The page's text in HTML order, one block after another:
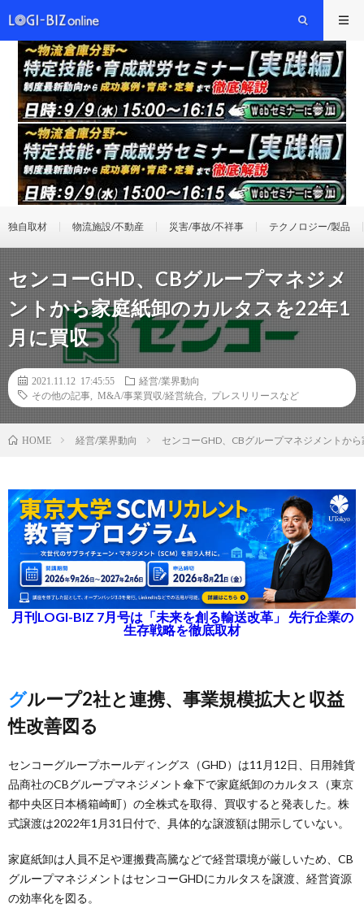
独自取材 物流施設/不動産 災害/事故/不祥事 テクノロジー/製品
センコーGHD、CBグループマネジメ
ントから家庭紙卸のカルタスを22年1
月に買収
2021.11.12 17:45:55
経営/業界動向
その他の記事
M&A/事業買収/経営統合 プレスリリースなど
HOME 経営/業界動向 センコーGHD、CBグループマネジメントか
月刊LOGI-BIZ 7月号は「未来を創る輸送改革」 先行企業の
生存戦略を徹底取材
グループ2社と連携、事業規模拡大と収益
性改善図る
センコーグループホールディングス（GHD）は11月12日、日用雑貨
品商社のCBグループマネジメント傘下で家庭紙卸のカルタス（東京
都中央区日本橋箱崎町）の全株式を取得、買収すると発表した。株
式譲渡は2022年1月31日付で、具体的な譲渡額は開示していない。
家庭紙卸は人員不足や運搬費高騰などで経営環境が厳しいため、CB
グループマネジメントはセンコーGHDにカルタスを譲渡、経営資源
の効率化を図る。